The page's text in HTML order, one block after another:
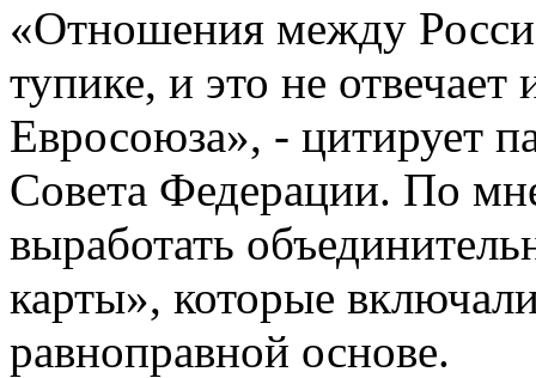
«Отношения между
тупике, и это не
Евросоюза», - цитирует
Совета Федерации. По
выработать
карты», которые
равноправной основе.